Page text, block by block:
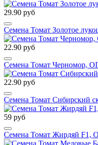
29.90 руб
Семена Томат Золотое
22.90 руб
Семена Томат Черномор,
22.90 руб
Семена Томат Сибирский
59 руб
Семена Томат Жирдяй F1,